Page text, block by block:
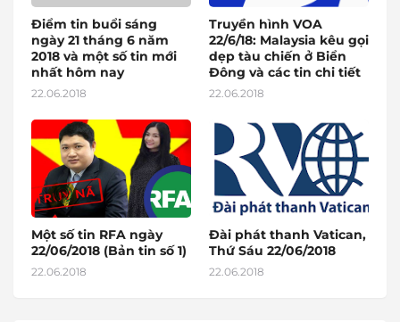
Điểm tin buổi sáng
ngày 21 tháng 6 năm
2018 và một số tin mới
nhất hôm nay
22.06.2018
Truyền hình VOA
22/6/18: Malaysia kêu gọi
dẹp tàu chiến ở Biển
Đông và các tin chi tiết
22.06.2018
Một số tin RFA ngày
22/06/2018 (Bản tin số 1)
22.06.2018
Đài phát thanh Vatican,
Thứ Sáu 22/06/2018
22.06.2018